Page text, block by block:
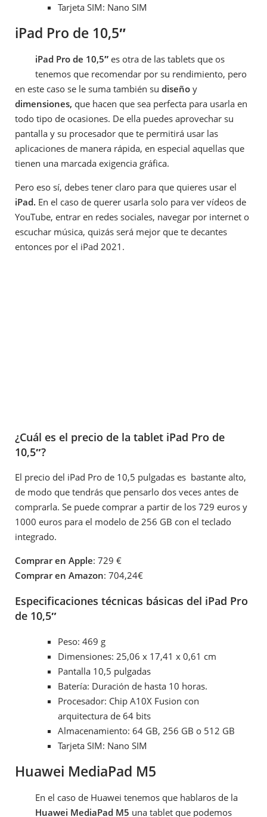
Tarjeta SIM: Nano SIM
iPad Pro de 10,5″
iPad Pro de 10,5″ es otra de las tablets que os
tenemos que recomendar por su rendimiento, pero
en este caso se le suma también su diseño y
dimensiones, que hacen que sea perfecta para usarla en
todo tipo de ocasiones. De ella puedes aprovechar su
pantalla y su procesador que te permitirá usar las
aplicaciones de manera rápida, en especial aquellas que
tienen una marcada exigencia gráfica.
Pero eso sí, debes tener claro para que quieres usar el
iPad. En el caso de querer usarla solo para ver vídeos de
YouTube, entrar en redes sociales, navegar por internet o
escuchar música, quizás será mejor que te decantes
entonces por el iPad 2021.
¿Cuál es el precio de la tablet iPad Pro de
10,5″?
El precio del iPad Pro de 10,5 pulgadas es bastante alto,
de modo que tendrás que pensarlo dos veces antes de
comprarla. Se puede comprar a partir de los 729 euros y
1000 euros para el modelo de 256 GB con el teclado
integrado.
Comprar en Apple: 729 €
Comprar en Amazon: 704,24€
Especificaciones técnicas básicas del iPad Pro
de 10,5″
Peso: 469 g
Dimensiones: 25,06 x 17,41 x 0,61 cm
Pantalla 10,5 pulgadas
Batería: Duración de hasta 10 horas.
Procesador: Chip A10X Fusion con
arquitectura de 64 bits
Almacenamiento: 64 GB, 256 GB o 512 GB
Tarjeta SIM: Nano SIM
Huawei MediaPad M5
En el caso de Huawei tenemos que hablaros de la
Huawei MediaPad M5 una tablet que podemos